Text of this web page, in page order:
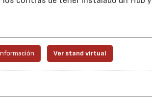
Ver stand virtual